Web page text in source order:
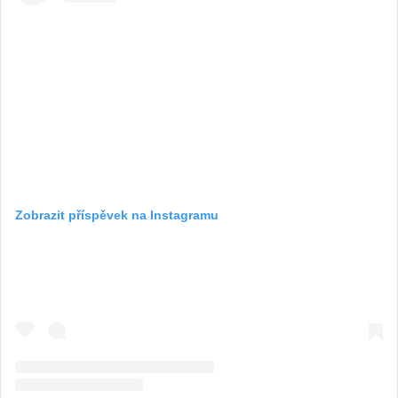
Zobrazit příspěvek na Instagramu